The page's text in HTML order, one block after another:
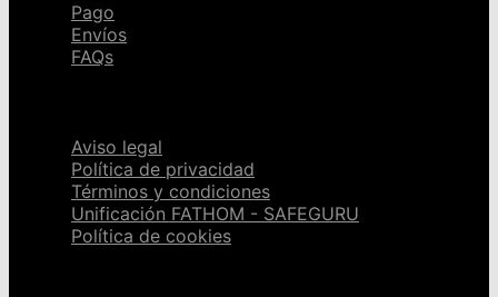
Pago
Envíos
FAQs
Aviso legal
Política de privacidad
Términos y condiciones
Unificación FATHOM - SAFEGURU
Política de cookies